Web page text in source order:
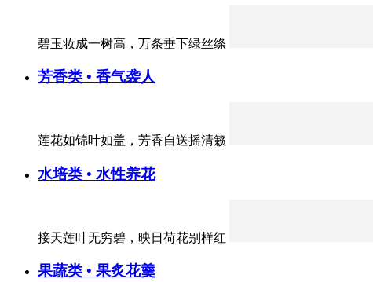
碧玉妆成一树高，万条垂下绿丝绦
芳香类 • 香气袭人
莲花如锦叶如盖，芳香自送摇清籁
水培类 • 水性养花
接天莲叶无穷碧，映日荷花别样红
果蔬类 • 果炙花羹